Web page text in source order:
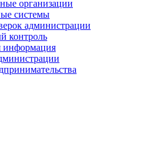
организации
системы
администрации
контроль
информация